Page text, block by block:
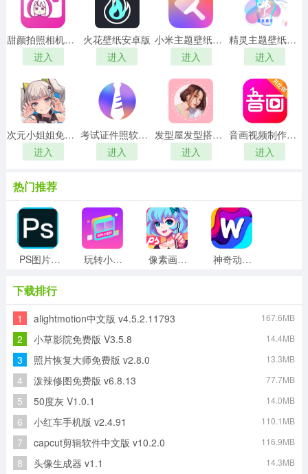
甜颜拍照相机无广告版
进入
火花壁纸安卓版
进入
小米主题壁纸国际版
进入
精灵主题壁纸大全官方版
进入
次元小姐姐免费版
进入
考试证件照软件手机版
进入
发型屋发型搭配安卓版
进入
音画视频制作软件免费原版
进入
热门推荐
PS图片处理免费原版 玩转小组件本最新版 像素画板网页版 神奇动态壁纸官方正版
爱涂壁纸无广告版 每日漫图网页版
便捷安卓免费版 恋爱输入法通用版
下载排行
1 alightmotion中文版 v4.5.2.11793 167.6MB
2 小草影院免费版 V3.5.8 14.4MB
3 照片恢复大师免费版 v2.8.0 13.3MB
4 泼辣修图免费版 v6.8.13 77.7MB
5 50度灰 V1.0.1 14.0MB
6 小红车手机版 v2.4.91 110.1MB
7 capcut剪辑软件中文版 v10.2.0 116.9MB
8 头像生成器 v1.1 14.3MB